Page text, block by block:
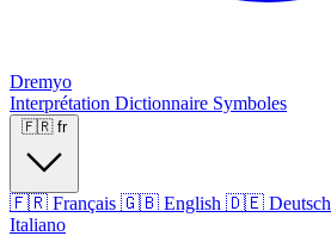
Dremyo
Interprétation Dictionnaire Symboles
🇫🇷 fr
🇫🇷 Français 🇬🇧 English 🇩🇪 Deutsch
Italiano